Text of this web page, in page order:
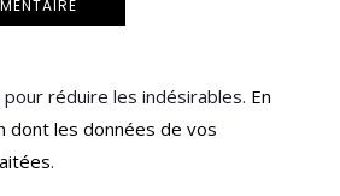
réduire les indésirables. En
dont les données de vos
.